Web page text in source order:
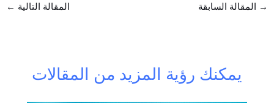
→ المقالة السابقة المقالة التالية ←
يمكنك رؤية المزيد من المقالات